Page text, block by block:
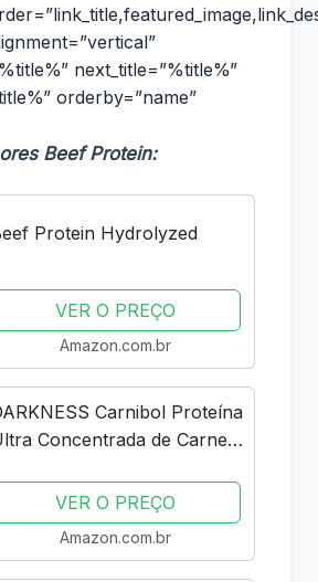
next_title=”%title%”
orderby=”name”
Beef Protein:
Protein Hydrolyzed
VER O PREÇO
Amazon.com.br
Carnibol Proteína
Concentrada de Carne
Proteico de
Rendimento - Ganho de
Massa Muscular e Aumento
VER O PREÇO
Amazon.com.br